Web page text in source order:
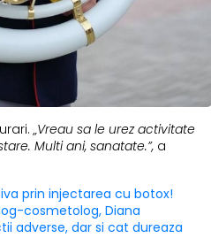
„Vreau sa le urez activitate
Multi ani, sanatate.”, a
prin injectarea cu botox!
cosmetolog, Diana
adverse, dar si cat dureaza